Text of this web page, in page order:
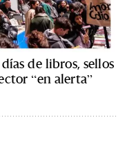
de libros, sellos
“en alerta”